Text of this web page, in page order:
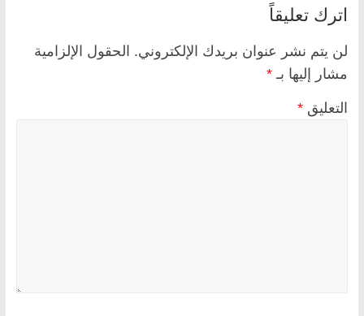
اترك تعليقاً
لن يتم نشر عنوان بريدك الإلكتروني. الحقول الإلزامية
مشار إليها بـ *
التعليق *